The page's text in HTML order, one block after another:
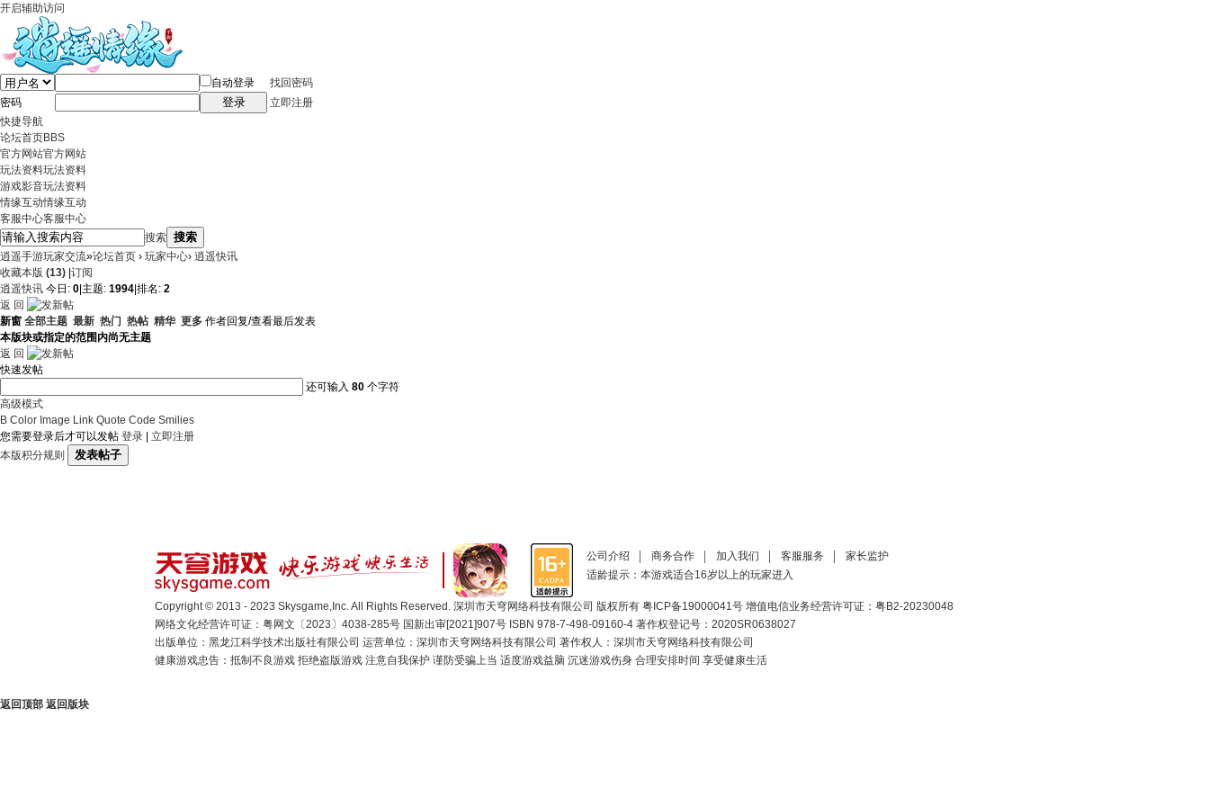
开启辅助访问
自动登录
找回密码
密码
登录
立即注册
快捷导航
论坛首页BBS
官方网站官方网站
玩法资料玩法资料
游戏影音玩法资料
情缘互动情缘互动
客服中心客服中心
搜索 搜索
逍遥手游玩家交流»论坛首页 › 玩家中心› 逍遥快讯
收藏本版 (13) 订阅
逍遥快讯 今日: 0 主题: 1994 排名: 2
返 回
新窗 全部主题 最新 热门 热帖 精华 更多 作者回复/查看最后发表
本版块或指定的范围内尚无主题
返 回
快速发帖
还可输入80 个字符
高级模式
B Color Image Link Quote Code Smilies
您需要登录后才可以发帖 登录
立即注册
本版积分规则
发表帖子
公司介绍 商务合作 加入我们 客服服务
家长监护
适龄提示：本游戏适合16岁以上的玩家进入
Copyright © 2013 - 2023 Skysgame,Inc. All Rights Reserved. 深圳市天穹网络科技有限公司 版权所有 粤ICP备19000041号 增值电信业务经营许可证：粤B2-20230048
网络文化经营许可证：粤网文〔2023〕4038-285号 国新出审[2021]907号 ISBN 978-7-498-09160-4 著作权登记号：2020SR0638027
出版单位：黑龙江科学技术出版社有限公司 运营单位：深圳市天穹网络科技有限公司 著作权人：深圳市天穹网络科技有限公司
健康游戏忠告：抵制不良游戏 拒绝盗版游戏 注意自我保护 谨防受骗上当 适度游戏益脑 沉迷游戏伤身 合理安排时间 享受健康生活
返回顶部 返回版块